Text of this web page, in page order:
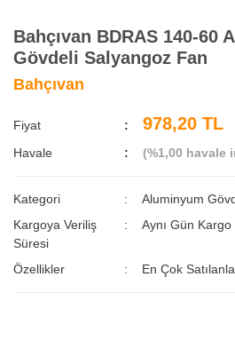
Bahçıvan BDRAS 140-60
Gövdeli Salyangoz Fan
Bahçıvan
Fiyat 978,20 TL
Havale (%1,00 havale
Kategori
Aluminyum
Kargoya Veriliş
Süresi
Aynı Gün Kargo
Özellikler En Çok